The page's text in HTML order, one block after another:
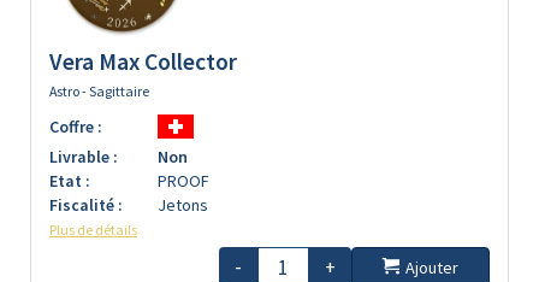
Vera Max Collector
Astro - Sagittaire
Coffre :
Livrable :
Non
Etat :
PROOF
Fiscalité :
Jetons
Plus de détails
- + Ajouter